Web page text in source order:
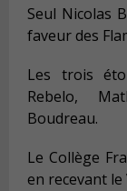
Seul Nicolas
faveur des
Les trois
Rebelo,
Boudreau.
Le Collège
en recevant le